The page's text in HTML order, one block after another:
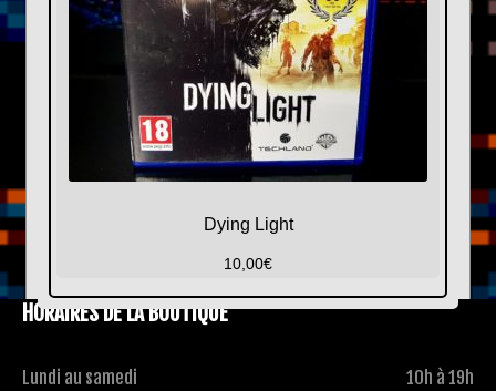
Dying Light
10,00€
HORAIRES DE LA BOUTIQUE
Lundi au samedi 10h à 19h